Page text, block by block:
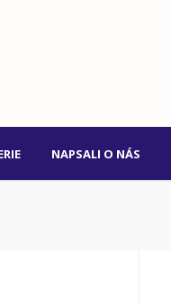
NAPSALI O NÁS